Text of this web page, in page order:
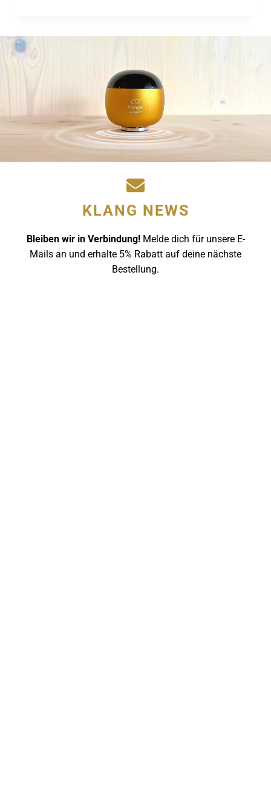
DIMENSION
KLANG NEWS
Bleiben wir in Verbindung! Melde dich für unsere E-
Mails an und erhalte 5% Rabatt auf deine nächste
Bestellung.